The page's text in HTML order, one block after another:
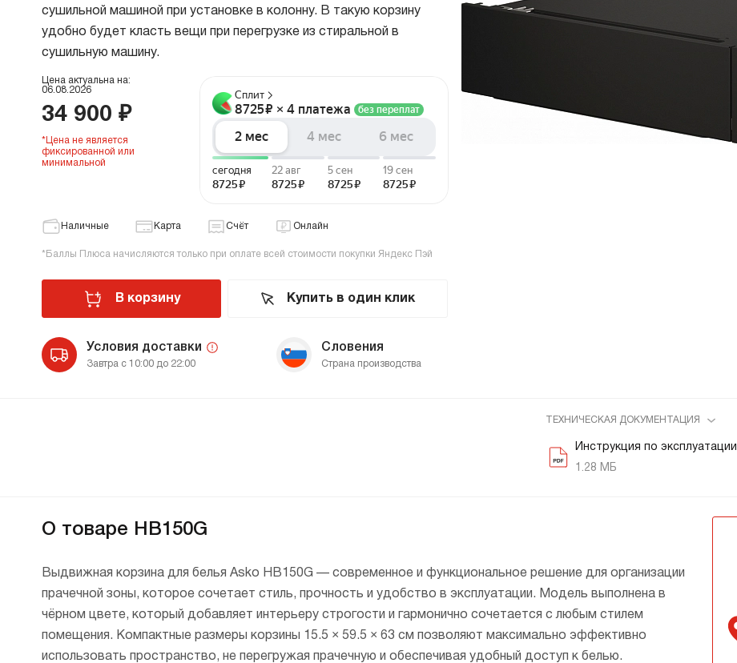
Встраиваемые с отводом в
вентиляцию
Двухкамерные
Встраиваемые
Винные шкафы
Вакууматоры
Встраиваемые вакууматоры
сушильной машиной при установке в колонну. В такую корзину
удобно будет класть вещи при перегрузке из стиральной в
сушильную машину.
Цена актуальна на:
06.08.2026
34 900 ₽
*Цена не является
фиксированной или
минимальной
Наличные Карта Счёт Онлайн
*Баллы Плюса начисляются только при оплате всей стоимости покупки Яндекс Пэй
В корзину Купить в один клик
Условия доставки
Завтра с 10:00 до 22:00
Словения
Страна производства
ТЕХНИЧЕСКАЯ ДОКУМЕНТАЦИЯ
Инструкция по эксплуатации
1.28 МБ
О товаре HB150G
Выдвижная корзина для белья Asko HB150G — современное и функциональное решение для организации
прачечной зоны, которое сочетает стиль, прочность и удобство в эксплуатации. Модель выполнена в
чёрном цвете, который добавляет интерьеру строгости и гармонично сочетается с любым стилем
помещения. Компактные размеры корзины 15.5 × 59.5 × 63 см позволяют максимально эффективно
использовать пространство, не перегружая прачечную и обеспечивая удобный доступ к белью.